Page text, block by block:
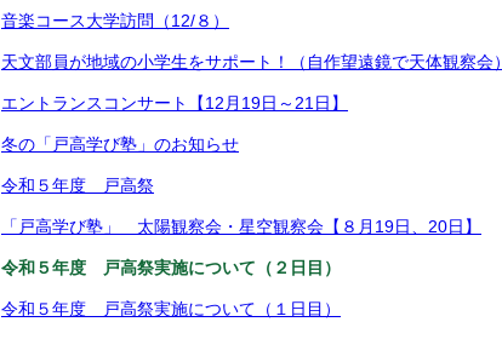
音楽コース大学訪問（12/８）
天文部員が地域の小学生をサポート！（自作望遠鏡で天体観察会）
エントランスコンサート【12月19日～21日】
冬の「戸高学び塾」のお知らせ
令和５年度 戸高祭
「戸高学び塾」 太陽観察会・星空観察会【８月19日、20日】
令和５年度 戸高祭実施について（２日目）
令和５年度 戸高祭実施について（１日目）